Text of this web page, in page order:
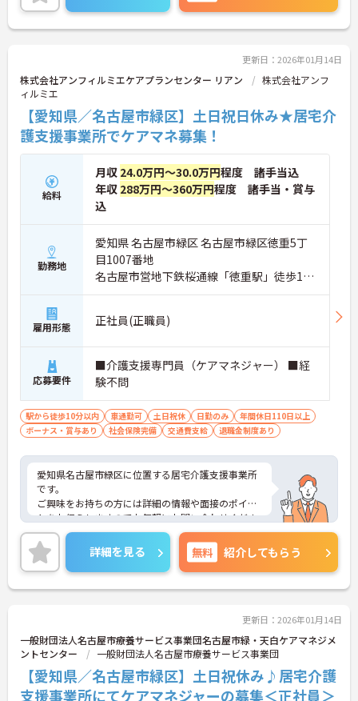
更新日：2026年01月14日
株式会社アンフィルミエケアプランセンター リアン
株式会社アンフ
ィルミエ
【愛知県／名古屋市緑区】土日祝日休み★居宅介
護支援事業所でケアマネ募集！
給料
月収 24.0万円～30.0万円程度 諸手当込
年収 288万円～360万円程度 諸手当・賞与
込
勤務地
愛知県 名古屋市緑区 名古屋市緑区徳重5丁
目1007番地
名古屋市営地下鉄桜通線「徳重駅」徒歩10
分
雇用形態 正社員(正職員)
応募要件
■介護支援専門員（ケアマネジャー） ■経
験不問
駅から徒歩10分以内 車通勤可 土日祝休 日勤のみ
年間休日110日以上
ボーナス・賞与あり
社会保険完備 交通費支給 退職金制度あり
愛知県名古屋市緑区に位置する居宅介護支援事業所
です。
ご興味をお持ちの方には詳細の情報や面接のポイン
トをお伝えしますのでお気軽にお問い合わせくださ
いませ。
詳細を見る 無料 紹介してもらう
更新日：2026年01月14日
一般財団法人名古屋市療養サービス事業団名古屋市緑・天白ケアマネジメ
ントセンター
一般財団法人名古屋市療養サービス事業団
【愛知県／名古屋市緑区】土日祝休み♪居宅介護
支援事業所にてケアマネジャーの募集＜正社員＞